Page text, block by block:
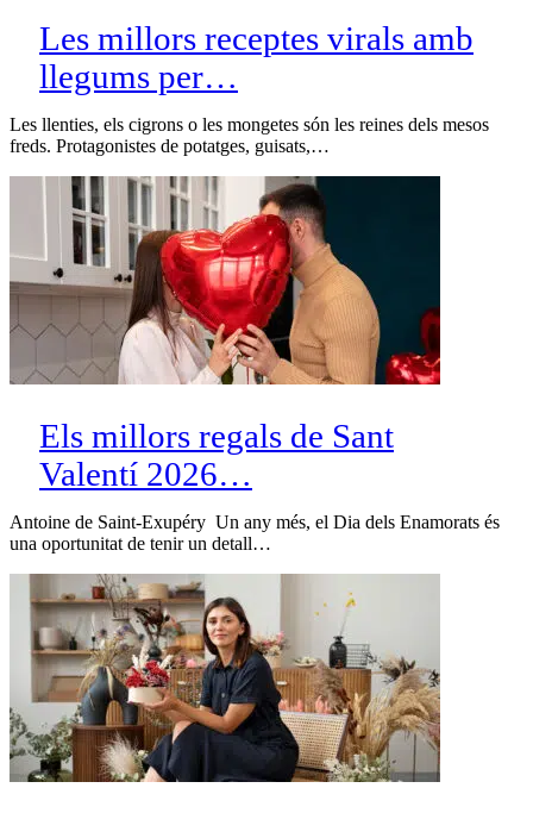
Les millors receptes virals amb
llegums per…
Les llenties, els cigrons o les mongetes són les reines dels mesos
freds. Protagonistes de potatges, guisats,…
Els millors regals de Sant
Valentí 2026…
Antoine de Saint-Exupéry Un any més, el Dia dels Enamorats és
una oportunitat de tenir un detall…